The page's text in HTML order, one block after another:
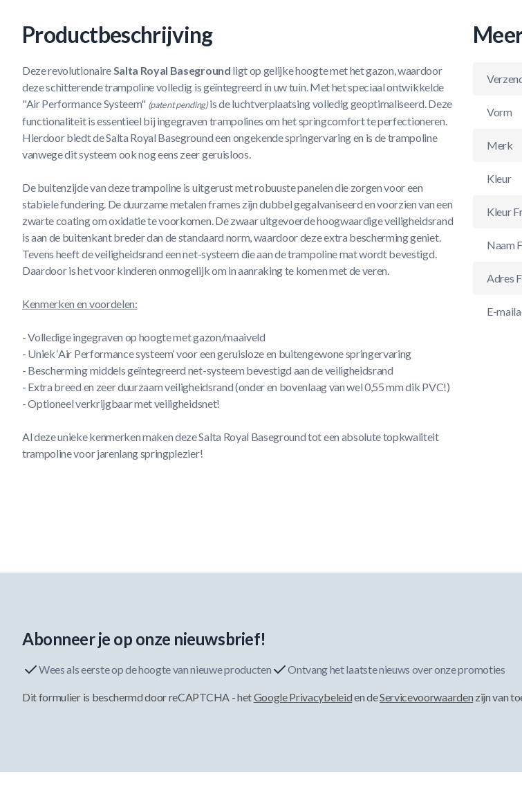
Productbeschrijving
Deze revolutionaireSalta Royal Baseground ligt op gelijke hoogte met het gazon, waardoor
deze schitterende trampoline volledig is geïntegreerd in uw tuin. Met het speciaal ontwikkelde
"Air Performance Systeem" (patent pending)is de luchtverplaatsing volledig geoptimaliseerd. Deze
functionaliteit is essentieel bij ingegraven trampolines om het springcomfort te perfectioneren.
Hierdoor biedt de Salta Royal Baseground een ongekende springervaring en is de trampoline
vanwege dit systeem ook nog eens zeer geruisloos.
De buitenzijde van deze trampoline is uitgerust met robuuste panelen die zorgen voor een
stabiele fundering. De duurzame metalen frames zijn dubbel gegalvaniseerd en voorzien van een
zwarte coating om oxidatie te voorkomen. De zwaar uitgevoerde hoogwaardige veiligheidsrand
is aan de buitenkant breder dan de standaard norm, waardoor deze extra bescherming geniet.
Tevens heeft de veiligheidsrand een net-systeem die aan de trampoline mat wordt bevestigd.
Daardoor is het voor kinderen onmogelijk om in aanraking te komen met de veren.
Kenmerken en voordelen:
- Volledige ingegraven op hoogte met gazon/maaiveld
- Uniek ‘Air Performance systeem‘ voor een geruisloze en buitengewone springervaring
- Bescherming middels geïntegreerd net-systeem bevestigd aan de veiligheidsrand
- Extra breed en zeer duurzaam veiligheidsrand (onder en bovenlaag van wel 0,55 mm dik PVC!)
- Optioneel verkrijgbaar met veiligheidsnet!
Al deze unieke kenmerken maken deze Salta Royal Baseground tot een absolute topkwaliteit
trampoline voor jarenlang springplezier!
Vorm
Merk
Kleur
Kleur
Naam
Adres
E-
Abonneer je op onze nieuwsbrief!
Wees als eerste op de hoogte van nieuwe producten Ontvang het laatste nieuws over onze promoties
Dit formulier is beschermd door reCAPTCHA - hetGoogle Privacybeleiden deServicevoorwaarden zijn van